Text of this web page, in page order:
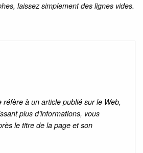
laissez simplement des lignes vides.
réfère à un article publié sur le Web,
plus d’informations, vous
le titre de la page et son